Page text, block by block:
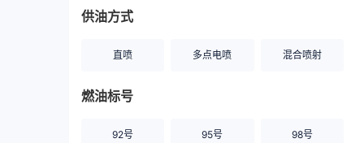
供油方式
直喷 多点电喷 混合喷射
燃油标号
92号 95号 98号